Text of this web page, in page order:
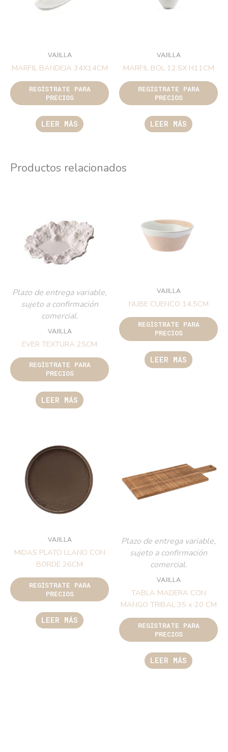
VAJILLA
MARFIL BANDEJA 34X14CM
REGÍSTRATE PARA
PRECIOS
LEER MÁS
VAJILLA
MARFIL BOL 12.5X H11CM
REGÍSTRATE PARA
PRECIOS
LEER MÁS
Productos relacionados
Plazo de entrega variable,
sujeto a confirmación
comercial.
VAJILLA
EVER TEXTURA 25CM
REGÍSTRATE PARA
PRECIOS
LEER MÁS
VAJILLA
NUBE CUENCO 14,5CM
REGÍSTRATE PARA
PRECIOS
LEER MÁS
VAJILLA
MIDAS PLATO LLANO CON
BORDE 26CM
REGÍSTRATE PARA
PRECIOS
LEER MÁS
Plazo de entrega variable,
sujeto a confirmación
comercial.
VAJILLA
TABLA MADERA CON
MANGO TRIBAL 35 x 20 CM
REGÍSTRATE PARA
PRECIOS
LEER MÁS